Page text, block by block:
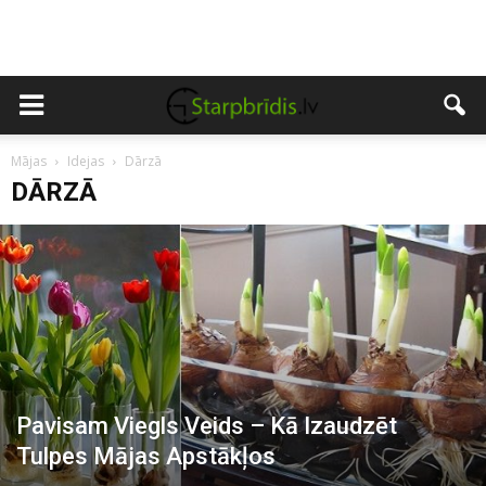
Mājas Idejas Dārzā
DĀRZĀ
Pavisam Viegls Veids – Kā Izaudzēt
Tulpes Mājas Apstākļos